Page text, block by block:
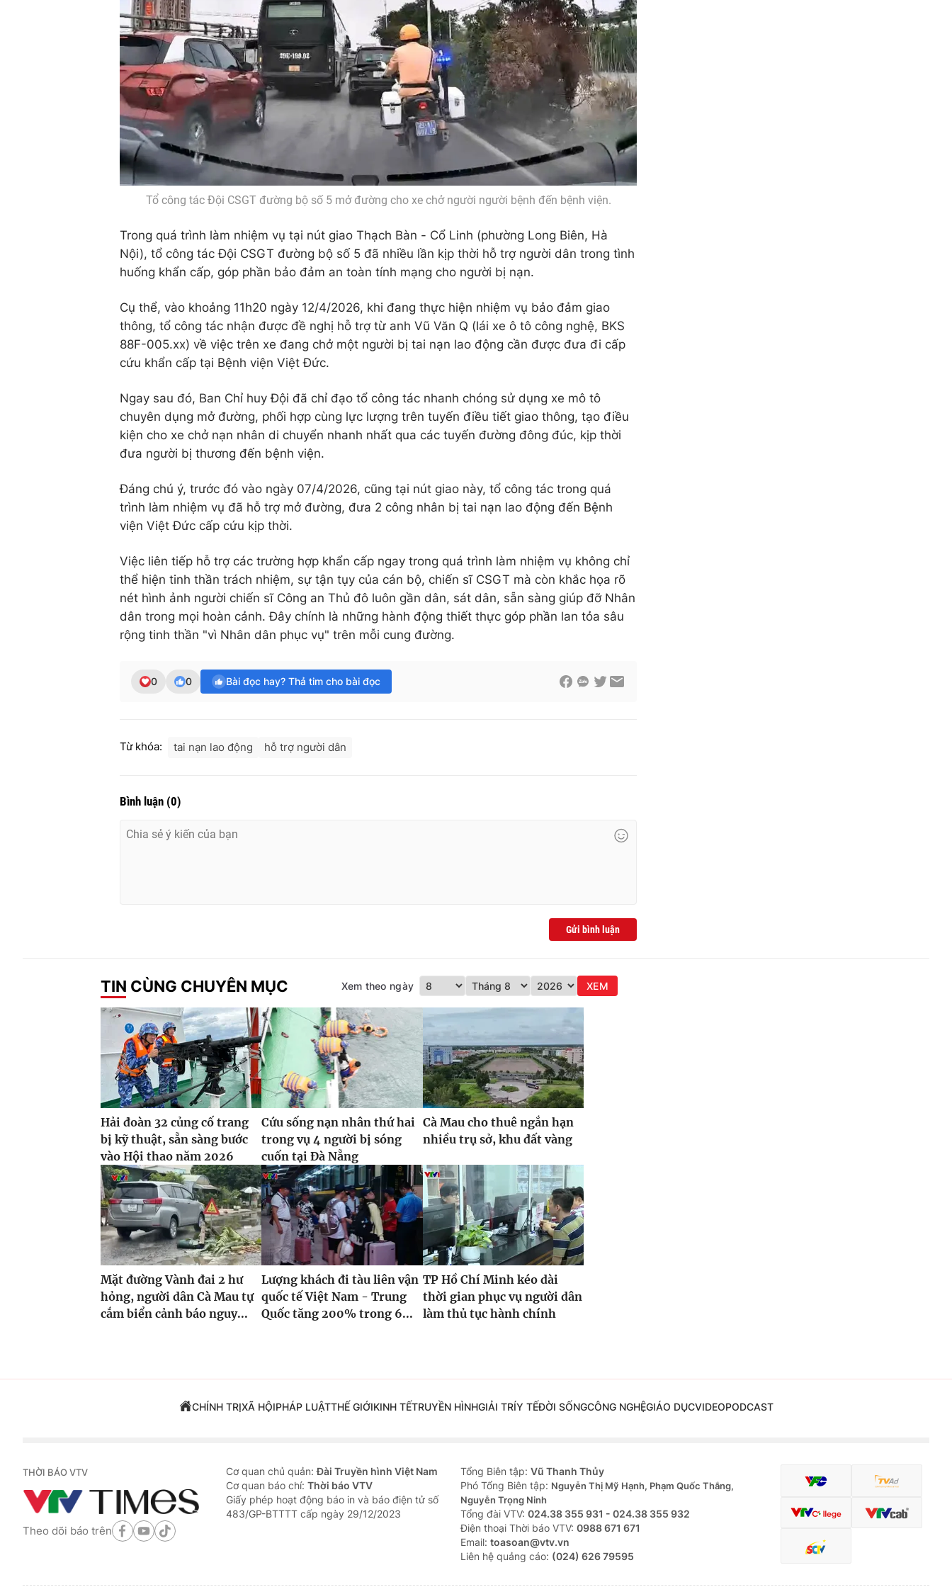
Tổ công tác Đội CSGT đường bộ số 5 mở đường cho xe chở người người bệnh đến bệnh viện.
Trong quá trình làm nhiệm vụ tại nút giao Thạch Bàn - Cổ Linh (phường Long Biên, Hà
Nội), tổ công tác Đội CSGT đường bộ số 5 đã nhiều lần kịp thời hỗ trợ người dân trong tình
huống khẩn cấp, góp phần bảo đảm an toàn tính mạng cho người bị nạn.
Cụ thể, vào khoảng 11h20 ngày 12/4/2026, khi đang thực hiện nhiệm vụ bảo đảm giao
thông, tổ công tác nhận được đề nghị hỗ trợ từ anh Vũ Văn Q (lái xe ô tô công nghệ, BKS
88F-005.xx) về việc trên xe đang chở một người bị tai nạn lao động cần được đưa đi cấp
cứu khẩn cấp tại Bệnh viện Việt Đức.
Ngay sau đó, Ban Chỉ huy Đội đã chỉ đạo tổ công tác nhanh chóng sử dụng xe mô tô
chuyên dụng mở đường, phối hợp cùng lực lượng trên tuyến điều tiết giao thông, tạo điều
kiện cho xe chở nạn nhân di chuyển nhanh nhất qua các tuyến đường đông đúc, kịp thời
đưa người bị thương đến bệnh viện.
Đáng chú ý, trước đó vào ngày 07/4/2026, cũng tại nút giao này, tổ công tác trong quá
trình làm nhiệm vụ đã hỗ trợ mở đường, đưa 2 công nhân bị tai nạn lao động đến Bệnh
viện Việt Đức cấp cứu kịp thời.
Việc liên tiếp hỗ trợ các trường hợp khẩn cấp ngay trong quá trình làm nhiệm vụ không chỉ
thể hiện tinh thần trách nhiệm, sự tận tụy của cán bộ, chiến sĩ CSGT mà còn khắc họa rõ
nét hình ảnh người chiến sĩ Công an Thủ đô luôn gần dân, sát dân, sẵn sàng giúp đỡ Nhân
dân trong mọi hoàn cảnh. Đây chính là những hành động thiết thực góp phần lan tỏa sâu
rộng tinh thần "vì Nhân dân phục vụ" trên mỗi cung đường.
0 0 Bài đọc hay? Thả tim cho bài đọc
Từ khóa: tai nạn lao động hỗ trợ người dân
Bình luận (0)
Gửi bình luận
TIN CÙNG CHUYÊN MỤC Xem theo ngày XEM
Hải đoàn 32 củng cố trang
bị kỹ thuật, sẵn sàng bước
vào Hội thao năm 2026
Cứu sống nạn nhân thứ hai
trong vụ 4 người bị sóng
cuốn tại Đà Nẵng
Cà Mau cho thuê ngắn hạn
nhiều trụ sở, khu đất vàng
Mặt đường Vành đai 2 hư
hỏng, người dân Cà Mau tự
cắm biển cảnh báo nguy...
Lượng khách đi tàu liên vận
quốc tế Việt Nam - Trung
Quốc tăng 200% trong 6...
TP Hồ Chí Minh kéo dài
thời gian phục vụ người dân
làm thủ tục hành chính
CHÍNH TRỊXÃ HỘIPHÁP LUẬTTHẾ GIỚIKINH TẾTRUYỀN HÌNHGIẢI TRÍY TẾĐỜI SỐNGCÔNG NGHỆGIÁO DỤCVIDEOPODCAST
THỜI BÁO VTV
Theo dõi báo trên
Cơ quan chủ quản:Đài Truyền hình Việt Nam
Cơ quan báo chí: Thời báo VTV
Giấy phép hoạt động báo in và báo điện tử số
483/GP-BTTTT cấp ngày 29/12/2023
Tổng Biên tập: Vũ Thanh Thủy
Phó Tổng Biên tập: Nguyễn Thị Mỹ Hạnh, Phạm Quốc Thắng,
Nguyễn Trọng Ninh
Tổng đài VTV: 024.38 355 931 - 024.38 355 932
Ðiện thoại Thời báo VTV: 0988 671 671
Email: toasoan@vtv.vn
Liên hệ quảng cáo: (024) 626 79595